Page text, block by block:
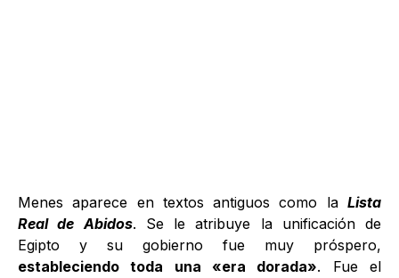
Menes aparece en textos antiguos como la Lista
Real de Abidos. Se le atribuye la unificación de
Egipto y su gobierno fue muy próspero,
estableciendo toda una «era dorada». Fue el